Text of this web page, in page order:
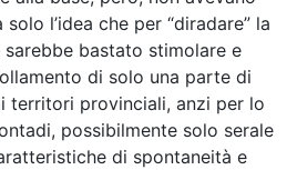
solo l’idea che per “diradare” la
bastato stimolare e
di solo una parte di
territori provinciali, anzi per lo
possibilmente solo serale
di spontaneità e